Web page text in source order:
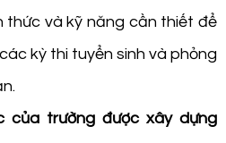
thức và kỹ năng cần thiết để
kỳ thi tuyển sinh và phỏng
của trường được xây dựng